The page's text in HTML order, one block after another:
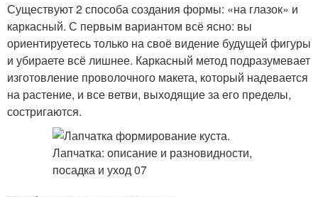
Существуют 2 способа создания формы: «на глазок» и
каркасный. С первым вариантом всё ясно: вы
ориентируетесь только на своё видение будущей фигуры
и убираете всё лишнее. Каркасный метод подразумевает
изготовление проволочного макета, который надевается
на растение, и все ветви, выходящие за его пределы,
состригаются.